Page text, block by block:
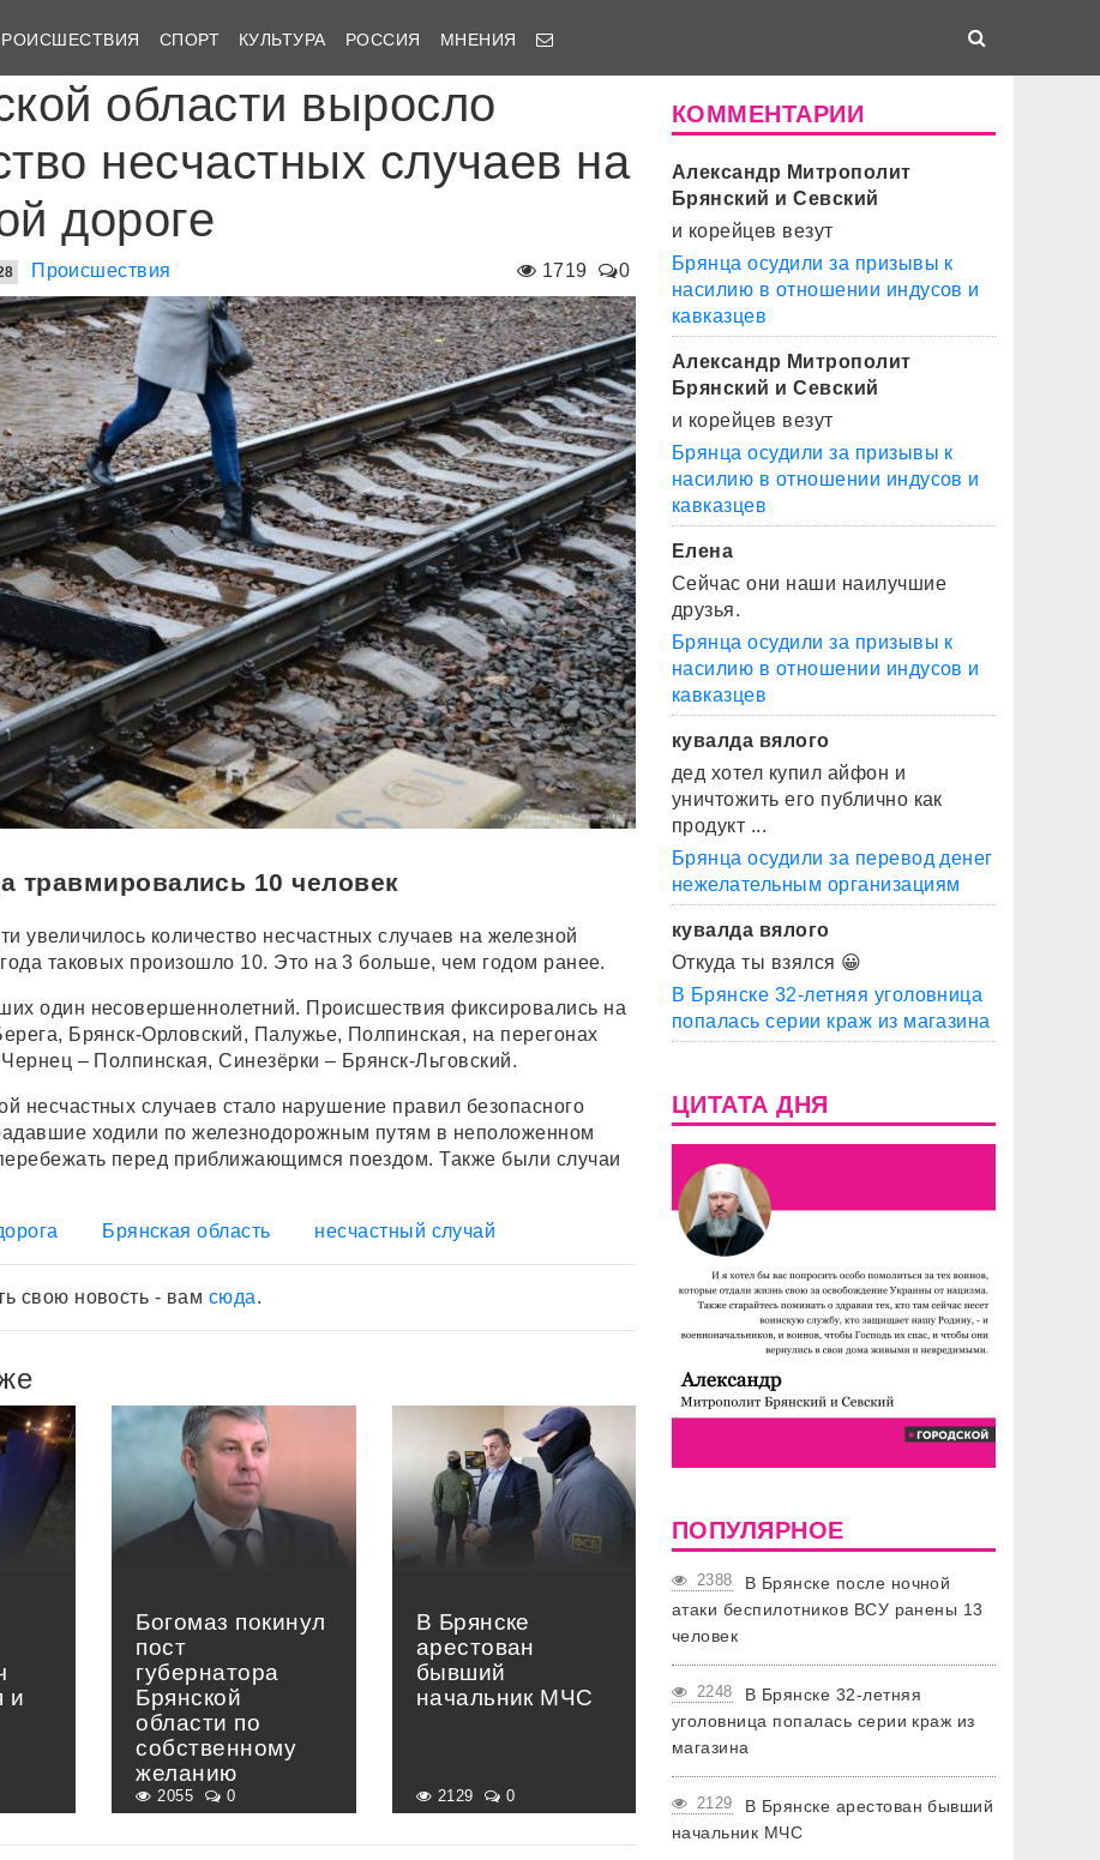
СПОРТ КУЛЬТУРА РОССИЯ МНЕНИЯ
области выросло
несчастных случаев на
дороге
1719 0
Происшествия
травмировались 10 человек
увеличилось количество несчастных случаев на железной
таковых произошло 10. Это на 3 больше, чем годом ранее.
один несовершеннолетний. Происшествия фиксировались на
Брянск-Орловский, Палужье, Полпинская, на перегонах
– Полпинская, Синезёрки – Брянск-Льговский.
несчастных случаев стало нарушение правил безопасного
ходили по железнодорожным путям в неположенном
перед приближающимся поездом. Также были случаи
Брянская область несчастный случай
свою новость - вам сюда.
и
Богомаз покинул
пост
губернатора
Брянской
области по
собственному
желанию
2055 0
В Брянске
арестован
бывший
начальник МЧС
2129 0
КОММЕНТАРИИ
Александр Митрополит
Брянский и Севский
и корейцев везут
Брянца осудили за призывы к
насилию в отношении индусов и
кавказцев
Александр Митрополит
Брянский и Севский
и корейцев везут
Брянца осудили за призывы к
насилию в отношении индусов и
кавказцев
Елена
Сейчас они наши наилучшие
друзья.
Брянца осудили за призывы к
насилию в отношении индусов и
кавказцев
кувалда вялого
дед хотел купил айфон и
уничтожить его публично как
продукт ...
Брянца осудили за перевод денег
нежелательным организациям
кувалда вялого
Откуда ты взялся 😀
В Брянске 32-летняя уголовница
попалась серии краж из магазина
ЦИТАТА ДНЯ
ПОПУЛЯРНОЕ
2388
В Брянске после ночной
атаки беспилотников ВСУ ранены 13
человек
2248
В Брянске 32-летняя
уголовница попалась серии краж из
магазина
2129
В Брянске арестован бывший
начальник МЧС